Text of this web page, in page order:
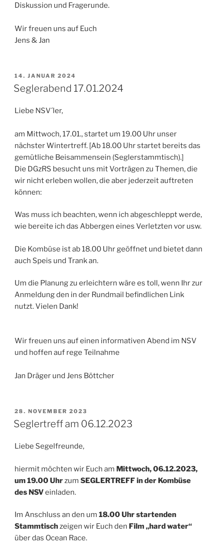
Diskussion und Fragerunde.
Wir freuen uns auf Euch
Jens & Jan
VERÖFFENTLICHT
AM
14. JANUAR 2024
Seglerabend 17.01.2024
Liebe NSV´ler,
am Mittwoch, 17.01., startet um 19.00 Uhr unser
nächster Wintertreff. [Ab 18.00 Uhr startet bereits das
gemütliche Beisammensein (Seglerstammtisch).]
Die DGzRS besucht uns mit Vorträgen zu Themen, die
wir nicht erleben wollen, die aber jederzeit auftreten
können:
Was muss ich beachten, wenn ich abgeschleppt werde,
wie bereite ich das Abbergen eines Verletzten vor usw.
Die Kombüse ist ab 18.00 Uhr geöffnet und bietet dann
auch Speis und Trank an.
Um die Planung zu erleichtern wäre es toll, wenn Ihr zur
Anmeldung den in der Rundmail befindlichen Link
nutzt. Vielen Dank!
Wir freuen uns auf einen informativen Abend im NSV
und hoffen auf rege Teilnahme
Jan Dräger und Jens Böttcher
VERÖFFENTLICHT
AM
28. NOVEMBER 2023
Seglertreff am 06.12.2023
Liebe Segelfreunde,
hiermit möchten wir Euch am Mittwoch, 06.12.2023,
um 19.00 Uhrzum SEGLERTREFF in der Kombüse
des NSVeinladen.
Im Anschluss an den um 18.00 Uhr startenden
Stammtischzeigen wir Euch den Film „hard water“
über das Ocean Race.